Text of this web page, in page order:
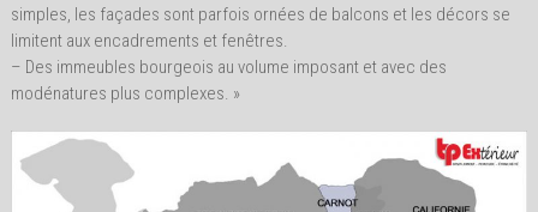
simples, les façades sont parfois ornées de balcons et les décors se
limitent aux encadrements et fenêtres.
– Des immeubles bourgeois au volume imposant et avec des
modénatures plus complexes. »